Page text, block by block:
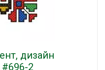
дизайн
2